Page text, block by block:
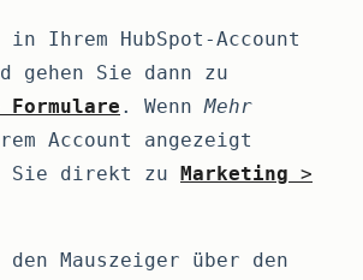
Ihrem HubSpot-Account
gehen Sie dann zu
Formulare . WennMehr
Account angezeigt
Sie direkt zu Marketing >
den Mauszeiger über den